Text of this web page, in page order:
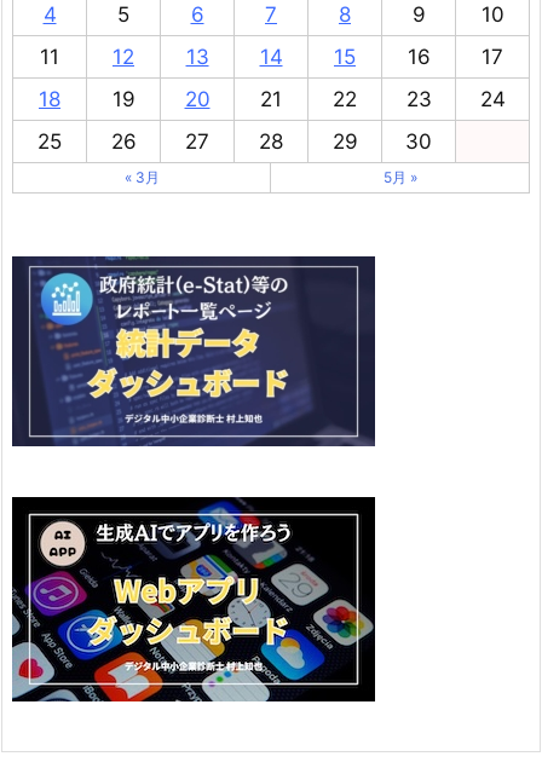
4
5 6 7 8 9
10
11
12 13 14 15 16
17
18
19 20 21 22 23
24
25
26 27 28 29 30
« 3月 5月 »